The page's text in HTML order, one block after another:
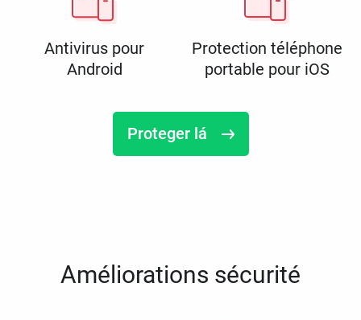
Antivirus pour
Android
Protection téléphone
portable pour iOS
Proteger lá
Améliorations sécurité